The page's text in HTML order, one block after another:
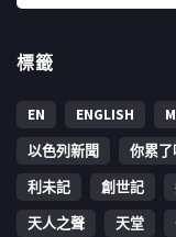
標籤
EN ENGLISH
以色列新聞
你累了
利未記
創世記
天人之聲
天堂